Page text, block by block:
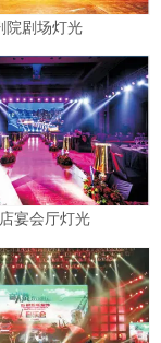
院剧场灯光
宴会厅灯光